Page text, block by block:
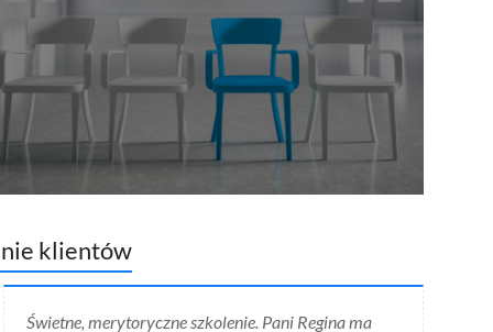
klientów
Świetne, merytoryczne szkolenie. Pani Regina ma